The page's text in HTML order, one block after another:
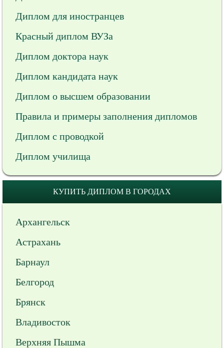
Диплом для иностранцев
Красный диплом ВУЗа
Диплом доктора наук
Диплом кандидата наук
Диплом о высшем образовании
Правила и примеры заполнения дипломов
Диплом с проводкой
Диплом училища
КУПИТЬ ДИПЛОМ В ГОРОДАХ
Архангельск
Астрахань
Барнаул
Белгород
Брянск
Владивосток
Верхняя Пышма